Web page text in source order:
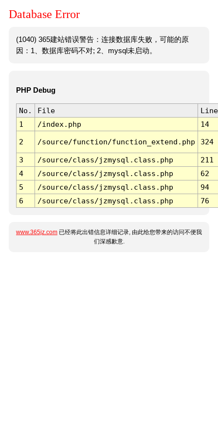
Database Error
(1040) 365建站错误警告：连接数据库失败，可能的原
因：1、数据库密码不对; 2、mysql未启动。
PHP Debug
No. File
Line
1
/index.php 14
2 /source/function/function_extend.php 324
3 /source/class/jzmysql.class.php
211
4
/source/class/jzmysql.class.php
62
5
/source/class/jzmysql.class.php
94
6
/source/class/jzmysql.class.php 76
www.365jz.com 已经将此出错信息详细记录, 由此给您带来的访问不便我
们深感歉意.